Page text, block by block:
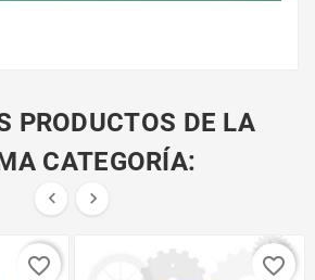
PRODUCTOS DE LA
CATEGORÍA:
 
favorite_border favorite_border